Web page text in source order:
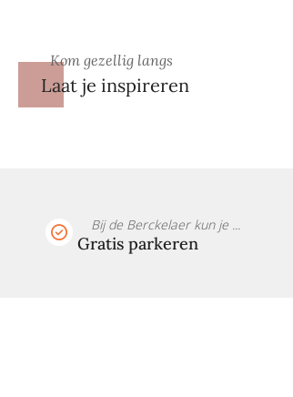
Kom gezellig langs
Laat je inspireren
Bij de Berckelaer kun je ...
Gratis parkeren